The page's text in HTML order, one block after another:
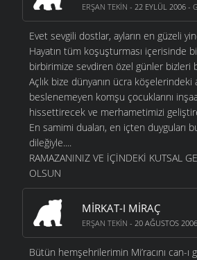
ERŞAN TEKIN - 22 EYLÜL 2006 -
Evet sevgili dostlar, ayların en güzeli
Hayatın tüm koşuşturması içerisinde
birbirimize sevdiren özel günler bizleri
Açlık bize dünyanın ücra köşelerindeki
beslenemeyen komşu çocuklarını
hissettirecek ve merhametimizi
En samimi duaları, en içten duyguları
dileğiyle....
RAMAZANINIZ VE İÇİNDEKİ KUTSAL
OLSUN
MIRKAT-I MIRAÇ
ERŞAN TEKIN - 20 AĞUSTOS
Bütün hemşehrilerimin Mi’racını can-